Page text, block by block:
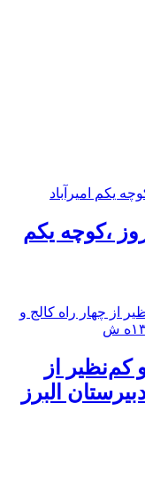
،کوچه یکم
از
البرز